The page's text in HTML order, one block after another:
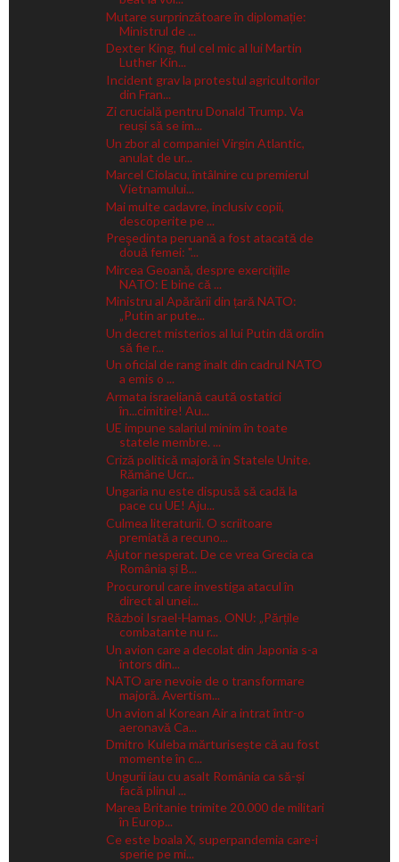
Mutare surprinzătoare în diplomație:
Ministrul de ...
Dexter King, fiul cel mic al lui Martin
Luther Kin...
Incident grav la protestul agricultorilor
din Fran...
Zi crucială pentru Donald Trump. Va
reuși să se im...
Un zbor al companiei Virgin Atlantic,
anulat de ur...
Marcel Ciolacu, întâlnire cu premierul
Vietnamului...
Mai multe cadavre, inclusiv copii,
descoperite pe ...
Preşedinta peruană a fost atacată de
două femei: "...
Mircea Geoană, despre exercițiile
NATO: E bine că ...
Ministru al Apărării din țară NATO:
„Putin ar pute...
Un decret misterios al lui Putin dă ordin
să fie r...
Un oficial de rang înalt din cadrul NATO
a emis o ...
Armata israeliană caută ostatici
în...cimitire! Au...
UE impune salariul minim în toate
statele membre. ...
Criză politică majoră în Statele Unite.
Rămâne Ucr...
Ungaria nu este dispusă să cadă la
pace cu UE! Aju...
Culmea literaturii. O scriitoare
premiată a recuno...
Ajutor nesperat. De ce vrea Grecia ca
România și B...
Procurorul care investiga atacul în
direct al unei...
Război Israel-Hamas. ONU: „Părțile
combatante nu r...
Un avion care a decolat din Japonia s-a
întors din...
NATO are nevoie de o transformare
majoră. Avertism...
Un avion al Korean Air a intrat într-o
aeronavă Ca...
Dmitro Kuleba mărturisește că au fost
momente în c...
Ungurii iau cu asalt România ca să-și
facă plinul ...
Marea Britanie trimite 20.000 de militari
în Europ...
Ce este boala X, superpandemia care-i
sperie pe mi...